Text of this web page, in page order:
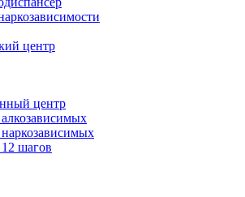
центр
центр
шагов